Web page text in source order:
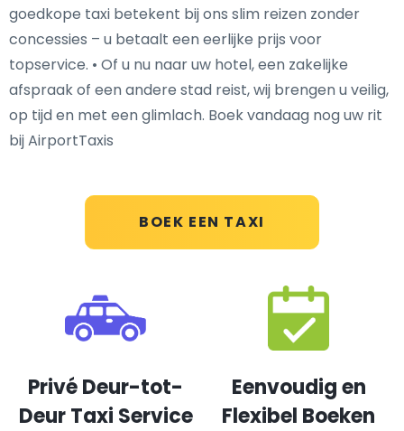
BOEK EEN TAXI
goedkope taxi betekent bij ons slim reizen zonder
concessies – u betaalt een eerlijke prijs voor
topservice. • Of u nu naar uw hotel, een zakelijke
afspraak of een andere stad reist, wij brengen u veilig,
op tijd en met een glimlach. Boek vandaag nog uw rit
bij AirportTaxis
Privé Deur-tot-
Deur Taxi Service
Eenvoudig en
Flexibel Boeken